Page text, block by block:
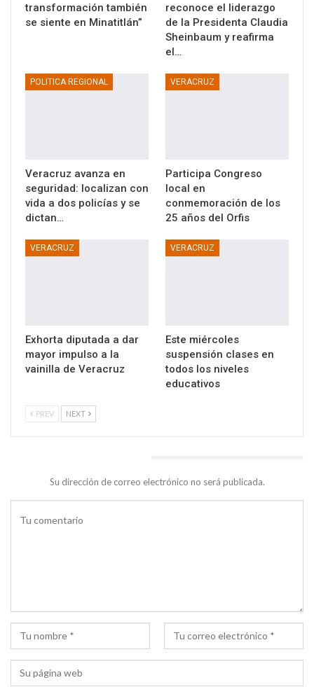
transformación también
se siente en Minatitlán”
reconoce el liderazgo
de la Presidenta Claudia
Sheinbaum y reafirma
el…
POLITICA REGIONAL
Veracruz avanza en
seguridad: localizan con
vida a dos policías y se
dictan…
VERACRUZ
Participa Congreso
local en
conmemoración de los
25 años del Orfis
VERACRUZ
Exhorta diputada a dar
mayor impulso a la
vainilla de Veracruz
VERACRUZ
Este miércoles
suspensión clases en
todos los niveles
educativos
PREV NEXT
Su dirección de correo electrónico no será publicada.